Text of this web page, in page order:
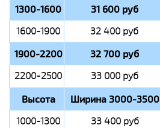
1300-1600 31 600 руб
1600-1900 32 400 руб
1900-2200 32 700 руб
2200-2500 33 000 руб
Высота Ширина 3000-3500
1000-1300 33 400 руб